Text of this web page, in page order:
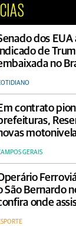
dos
de
no
contrato
GERAIS
São Bernardo
onde